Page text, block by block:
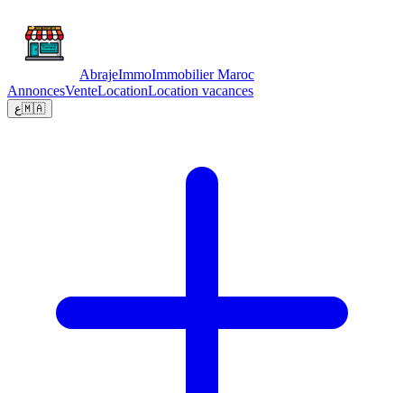
AbrajeImmoImmobilier Maroc
AnnoncesVenteLocationLocation vacances
ع🇲🇦